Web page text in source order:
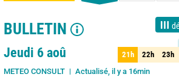
BULLETIN
Live 1 jour 3 jours 15 jours
Jeudi 6 aoû
METEO CONSULT Actualisé, il y a 16min
21h 22h 23h
21h 22h 23h